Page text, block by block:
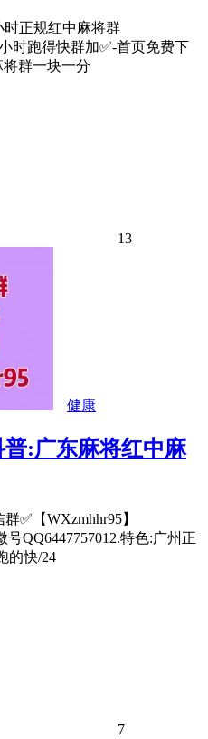
时正规红中麻将群
时跑得快群加✅-首页免费下
群一块一分
13
健康
:广东麻将红中麻
✅【WXzmhhr95】
号QQ6447757012.特色:广州正
的快/24
7